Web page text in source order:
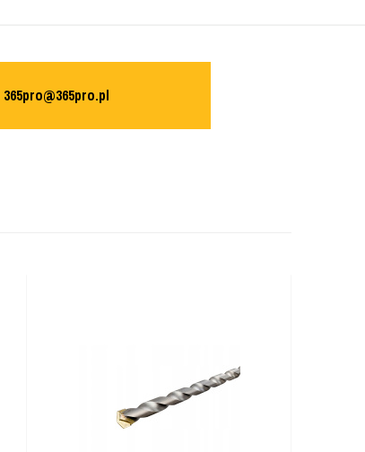
365pro@365pro.pl